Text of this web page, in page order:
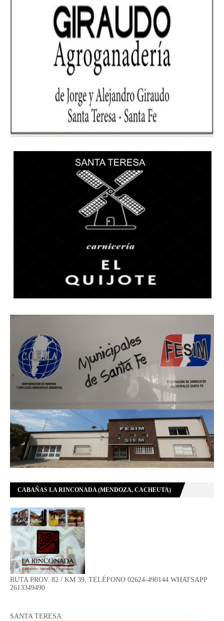
CABAÑAS LA RINCONADA (MENDOZA, CACHEUTA)
RUTA PROV. 82 / KM 39, TELÉFONO 02624-490144 WHATSAPP
2613349490
SANTA TERESA: